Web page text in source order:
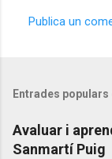
n
t
Publica un
Entrades
Avaluar i
Sanmartí Puig